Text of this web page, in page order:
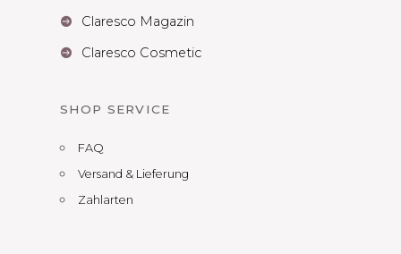
 Claresco Magazin
 Claresco Cosmetic
SHOP SERVICE
FAQ
Versand & Lieferung
Zahlarten